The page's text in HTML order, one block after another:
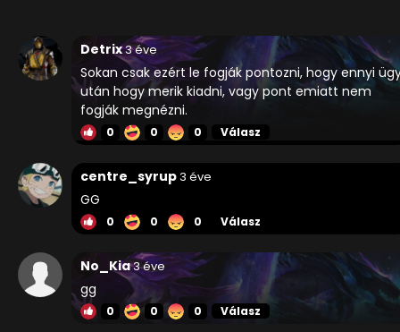
Detrix3 éve
Sokan csak ezért le fogják pontozni, hogy ennyi
után hogy merik kiadni, vagy pont emiatt nem
fogják megnézni.
0 0 0 Válasz
centre_syrup3 éve
GG
0 0 0 Válasz
No_Kia3 éve
gg
0 0 0 Válasz